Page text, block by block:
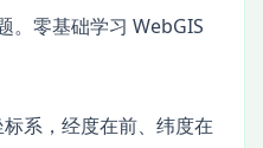
。零基础学习 WebGIS
系，经度在前、纬度在